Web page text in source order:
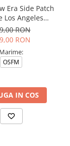
Era Side Patch
Los Angeles
Brs
RON
RON
Marime:
OSFM
IN COS